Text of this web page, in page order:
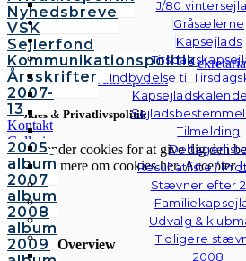
J/80
Gråsælerne
Kapsejlads
Indbydelse til
Tilmelding
Resultatliste /
Stævner efter
Udvalg &
Tidligere
2008
Nyhedsbreve
VSK
Sejlerfond
Kommunikationspolitik
Årsskrifter
2007-
13
Kontakt
Galleri
Andre
fotos
2005
album
2007
album
2008
album
2009
© Vallensbæk Sejlklub | E-mail:
sejlklub.dk|Privatlivspolitik
Cookies & Privatlivspolitik
Vi anvender cookies for at give dig den
kan læse mere om cookies her.Accepter
Luk
Privacy Overview